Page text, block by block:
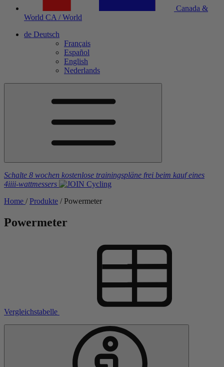
Canada &
World CA / World
de Deutsch
Français
Español
English
Nederlands
Schalte 8 wochen kostenlose trainingspläne frei beim kauf eines
4iiii-wattmessers
Home / Produkte / Powermeter
Powermeter
Vergleichstabelle